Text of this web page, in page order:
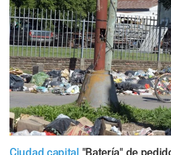
Ciudad capital "Batería" de